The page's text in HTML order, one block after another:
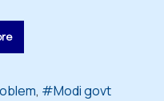
Modi govt